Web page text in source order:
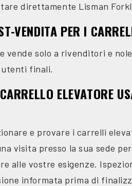
direttamente Lisman
VENDITA PER I
vende solo a rivenditori e
utenti finali.
ELEVATORE
e provare i carrelli
visita presso la sua sede
alle vostre esigenze.
informata prima di